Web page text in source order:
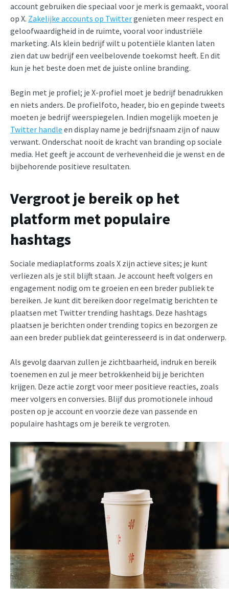
account gebruiken die speciaal voor je merk is gemaakt, vooral
op X. Zakelijke accounts op Twittergenieten meer respect en
geloofwaardigheid in de ruimte, vooral voor industriële
marketing. Als klein bedrijf wilt u potentiële klanten laten
zien dat uw bedrijf een veelbelovende toekomst heeft. En dit
kun je het beste doen met de juiste online branding.
Begin met je profiel; je X-profiel moet je bedrijf benadrukken
en niets anders. De profielfoto, header, bio en gepinde tweets
moeten je bedrijf weerspiegelen. Indien mogelijk moeten je
Twitter handle en display name je bedrijfsnaam zijn of nauw
verwant. Onderschat nooit de kracht van branding op sociale
media. Het geeft je account de verhevenheid die je wenst en de
bijbehorende positieve resultaten.
Vergroot je bereik op het
platform met populaire
hashtags
Sociale mediaplatforms zoals X zijn actieve sites; je kunt
verliezen als je stil blijft staan. Je account heeft volgers en
engagement nodig om te groeien en een breder publiek te
bereiken. Je kunt dit bereiken door regelmatig berichten te
plaatsen met Twitter trending hashtags. Deze hashtags
plaatsen je berichten onder trending topics en bezorgen ze
aan een breder publiek dat geïnteresseerd is in dat onderwerp.
Als gevolg daarvan zullen je zichtbaarheid, indruk en bereik
toenemen en zul je meer betrokkenheid bij je berichten
krijgen. Deze actie zorgt voor meer positieve reacties, zoals
meer volgers en conversies. Blijf dus promotionele inhoud
posten op je account en voorzie deze van passende en
populaire hashtags om je bereik te vergroten.